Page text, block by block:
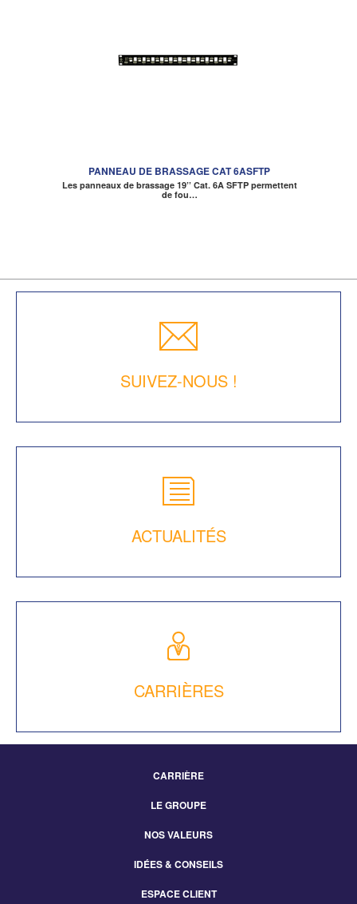
PANNEAU DE BRASSAGE CAT 6ASFTP
Les panneaux de brassage 19’’ Cat. 6A SFTP permettent
de fou…
SUIVEZ-NOUS !
ACTUALITÉS
CARRIÈRES
CARRIÈRE
LE GROUPE
NOS VALEURS
IDÉES & CONSEILS
ESPACE CLIENT